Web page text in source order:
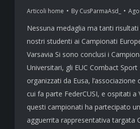
Articoli home By CusParmaAsd_
Nessuna medaglia ma tanti
nostri studenti ai Campionati
Varsavia Si sono conclusi i
Universitari, gli EUC Combact Sport
organizzati da Eusa, l’associazione
cui fa parte FederCUSI, e ospitati a
questi campionati ha partecipato
agguerrita rappresentativa targata